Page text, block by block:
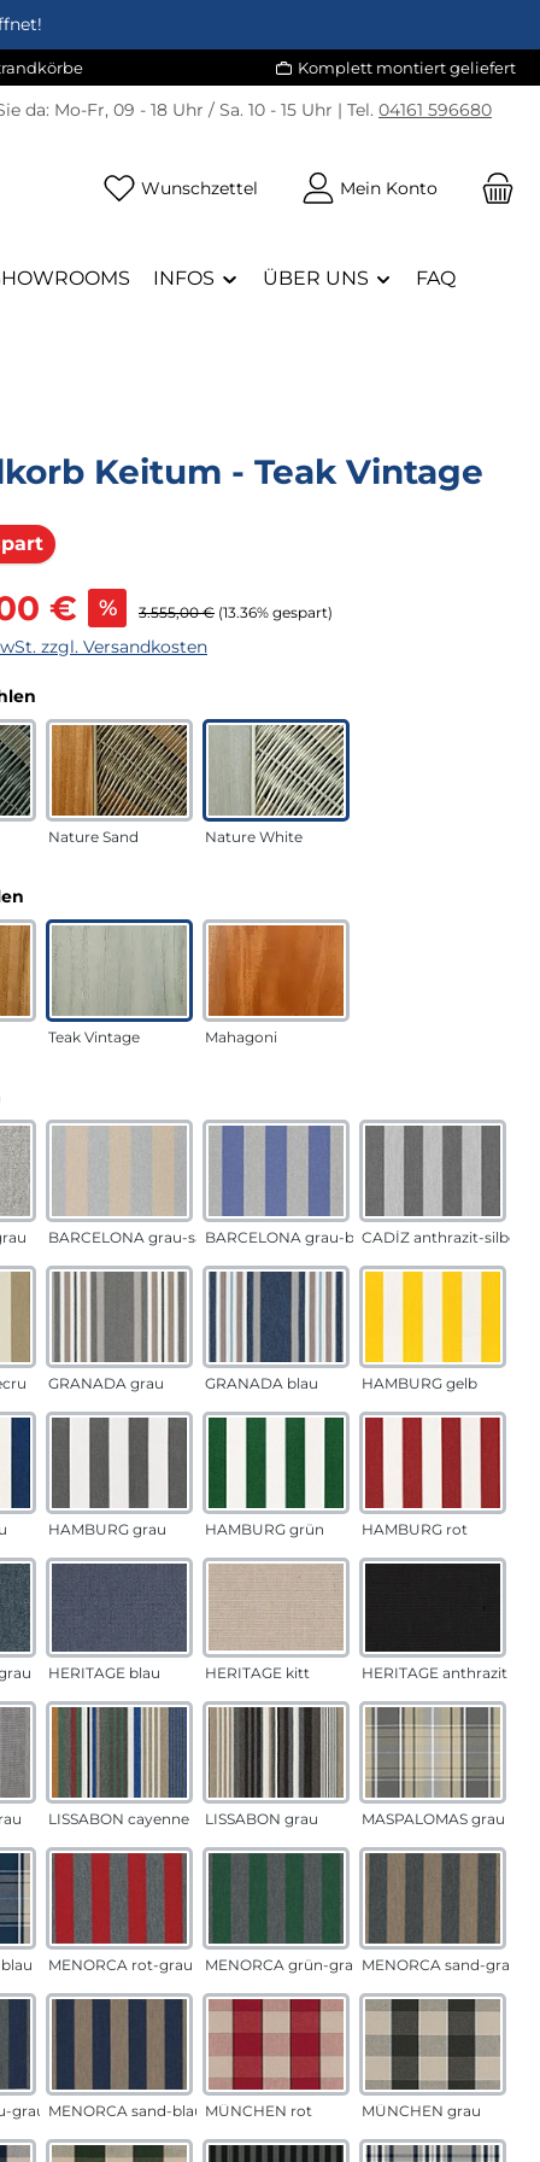
Komplett montiert geliefert
da: Mo-Fr, 09 - 18 Uhr / Sa. 10 - 15 Uhr | Tel. 04161 596680
Wunschzettel Du hast 0 Produkte auf dem
Mein Konto
INFOS ÜBER UNS FAQ
Keitum - Teak Vintage
Rabatt
€ % Regulärer Preis:
3.555,00 € (13.36% gespart)
zzgl. Versandkosten
Nature Sand Nature White
Teak Vintage Mahagoni
BARCELONA grau-sandBARCELONA grau-blauCADÍZ anthrazit-silber
GRANADA grau GRANADA blau HAMBURG gelb
HAMBURG grau HAMBURG grün HAMBURG rot
HERITAGE blau HERITAGE kitt HERITAGE anthrazit
LISSABON cayenne LISSABON grau MASPALOMAS grau
MENORCA rot-grau MENORCA grün-grau MENORCA sand-grau
grau MENORCA sand-blau MÜNCHEN rot MÜNCHEN grau